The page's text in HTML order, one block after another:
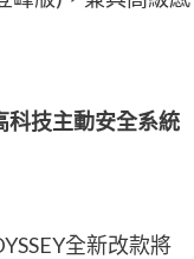
科技主動安全系統
全新改款將